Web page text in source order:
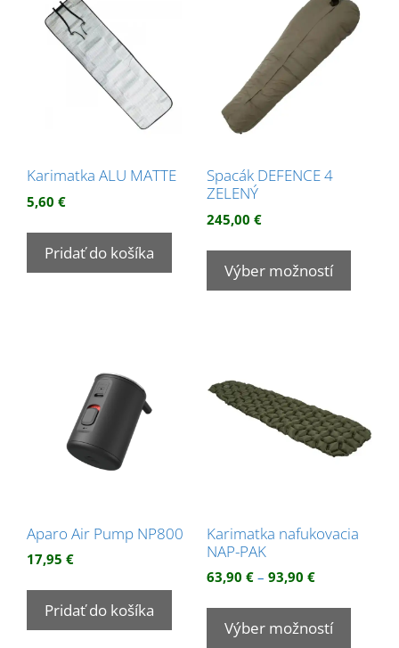
Karimatka ALU MATTE
5,60 €
Pridať do košíka
Spacák DEFENCE 4
ZELENÝ
245,00 €
Výber možností
Tento
má
vybrať
na
Aparo Air Pump NP800
17,95 €
Pridať do košíka
Karimatka nafukovacia
NAP-PAK
63,90 € – 93,90 €Price
63,90 €
through
Výber možností
Tento